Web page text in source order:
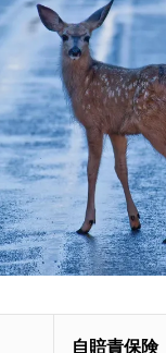
自賠責保険